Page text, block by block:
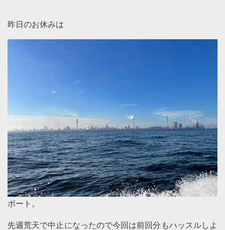
昨日のお休みは
ボート。
先週荒天で中止になったので今回は前回分もハッスルしよ